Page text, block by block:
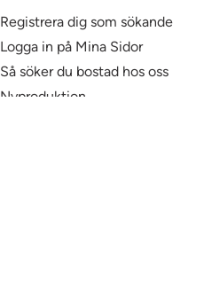
Registrera dig som sökande
Logga in på Mina Sidor
Så söker du bostad hos oss
Nyproduktion